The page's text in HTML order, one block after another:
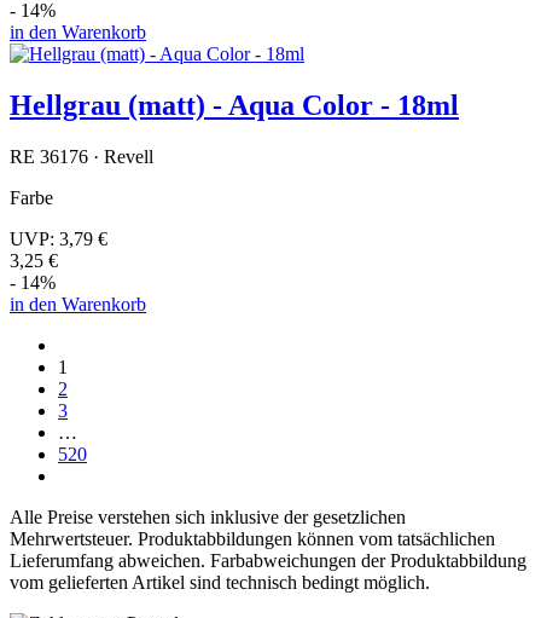
- 14%
in den Warenkorb
Hellgrau (matt) - Aqua Color - 18ml
RE 36176 · Revell
Farbe
UVP: 3,79 €
3,25 €
- 14%
in den Warenkorb
1
2
3
…
520
Alle Preise verstehen sich inklusive der gesetzlichen
Mehrwertsteuer. Produktabbildungen können vom tatsächlichen
Lieferumfang abweichen. Farbabweichungen der Produktabbildung
vom gelieferten Artikel sind technisch bedingt möglich.